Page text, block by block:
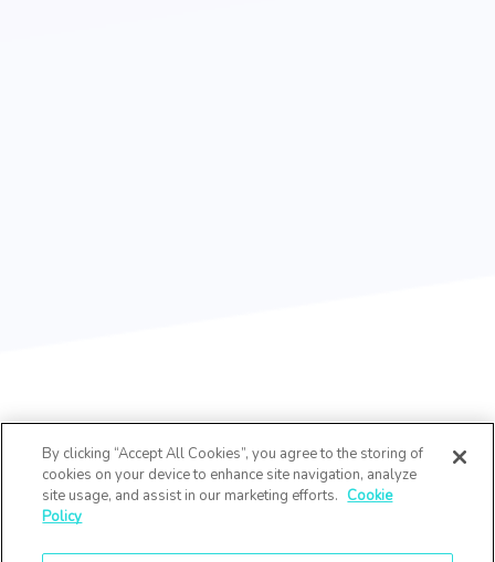
By clicking “Accept All Cookies”, you agree to the storing of
cookies on your device to enhance site navigation, analyze
site usage, and assist in our marketing efforts. Cookie
Policy